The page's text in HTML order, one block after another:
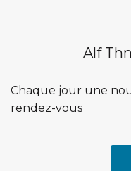
Alf
Chaque jour une
rendez-vous